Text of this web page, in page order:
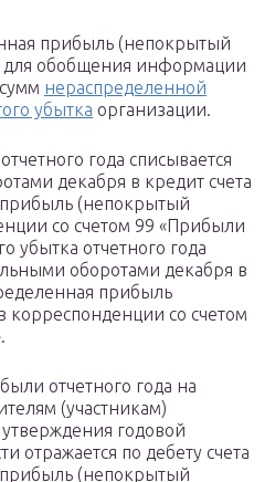
прибыль (непокрытый
для обобщения информации
нераспределенной
убытка организации.
года списывается
декабря в кредит счета
(непокрытый
со счетом 99 «Прибыли
убытка отчетного года
оборотами декабря в
прибыль
корреспонденции со счетом
отчетного года на
(участникам)
годовой
отражается по дебету счета
(непокрытый